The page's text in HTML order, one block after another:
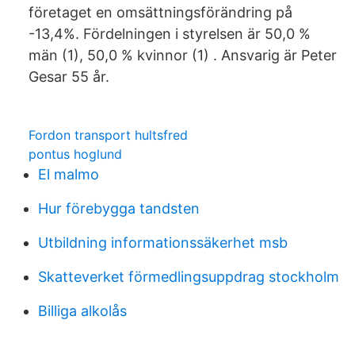
företaget en omsättningsförändring på
-13,4%. Fördelningen i styrelsen är 50,0 %
män (1), 50,0 % kvinnor (1) . Ansvarig är Peter
Gesar 55 år.
Fordon transport hultsfred
pontus hoglund
El malmo
Hur förebygga tandsten
Utbildning informationssäkerhet msb
Skatteverket förmedlingsuppdrag stockholm
Billiga alkolås